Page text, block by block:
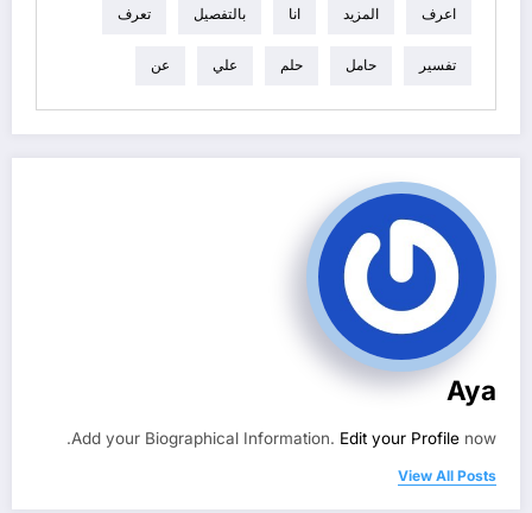
اعرف المزيد انا بالتفصيل تعرف
تفسير حامل حلم علي عن
Aya
Add your Biographical Information. Edit your Profile now.
View All Posts